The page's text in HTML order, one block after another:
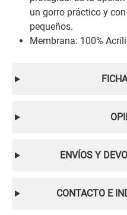
un gorro práctico y
pequeños.
Membrana: 100%
ENVÍOS Y
CONTACTO E